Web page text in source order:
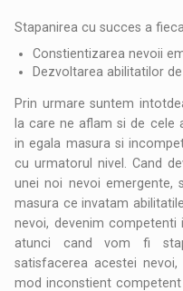
Stapanirea cu succes a
Constientizarea nevoii
Dezvoltarea abilitatilor
Prin urmare suntem
la care ne aflam si de cele
in egala masura si
cu urmatorul nivel. Cand
unei noi nevoi emergente,
masura ce invatam
nevoi, devenim
atunci cand vom fi
satisfacerea acestei
mod inconstient